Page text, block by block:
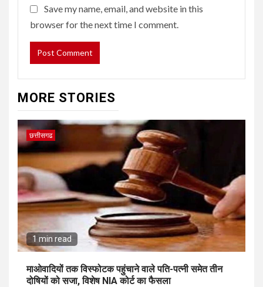
Save my name, email, and website in this
browser for the next time I comment.
MORE STORIES
छत्तीसगढ
1 min read
माओवादियों तक विस्फोटक पहुंचाने वाले पति-पत्नी समेत तीन
दोषियों को सजा, विशेष NIA कोर्ट का फैसला